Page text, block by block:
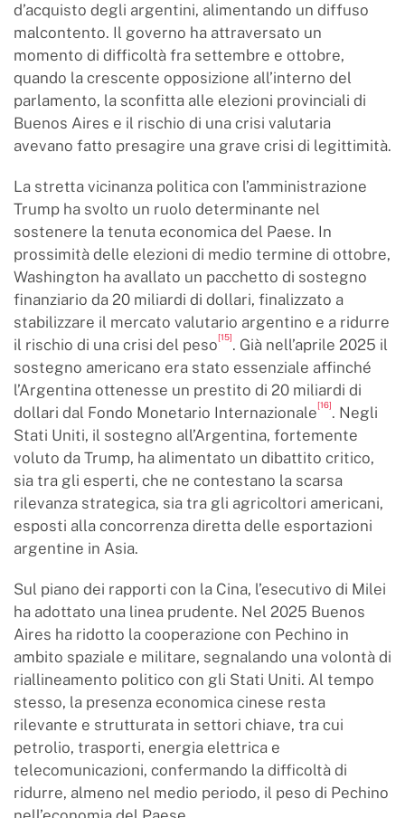
d’acquisto degli argentini, alimentando un diffuso
malcontento. Il governo ha attraversato un
momento di difficoltà fra settembre e ottobre,
quando la crescente opposizione all’interno del
parlamento, la sconfitta alle elezioni provinciali di
Buenos Aires e il rischio di una crisi valutaria
avevano fatto presagire una grave crisi di legittimità.
La stretta vicinanza politica con l’amministrazione
Trump ha svolto un ruolo determinante nel
sostenere la tenuta economica del Paese. In
prossimità delle elezioni di medio termine di ottobre,
Washington ha avallato un pacchetto di sostegno
finanziario da 20 miliardi di dollari, finalizzato a
stabilizzare il mercato valutario argentino e a ridurre
il rischio di una crisi del peso[15]. Già nell’aprile 2025 il
sostegno americano era stato essenziale affinché
l’Argentina ottenesse un prestito di 20 miliardi di
dollari dal Fondo Monetario Internazionale[16]. Negli
Stati Uniti, il sostegno all’Argentina, fortemente
voluto da Trump, ha alimentato un dibattito critico,
sia tra gli esperti, che ne contestano la scarsa
rilevanza strategica, sia tra gli agricoltori americani,
esposti alla concorrenza diretta delle esportazioni
argentine in Asia.
Sul piano dei rapporti con la Cina, l’esecutivo di Milei
ha adottato una linea prudente. Nel 2025 Buenos
Aires ha ridotto la cooperazione con Pechino in
ambito spaziale e militare, segnalando una volontà di
riallineamento politico con gli Stati Uniti. Al tempo
stesso, la presenza economica cinese resta
rilevante e strutturata in settori chiave, tra cui
petrolio, trasporti, energia elettrica e
telecomunicazioni, confermando la difficoltà di
ridurre, almeno nel medio periodo, il peso di Pechino